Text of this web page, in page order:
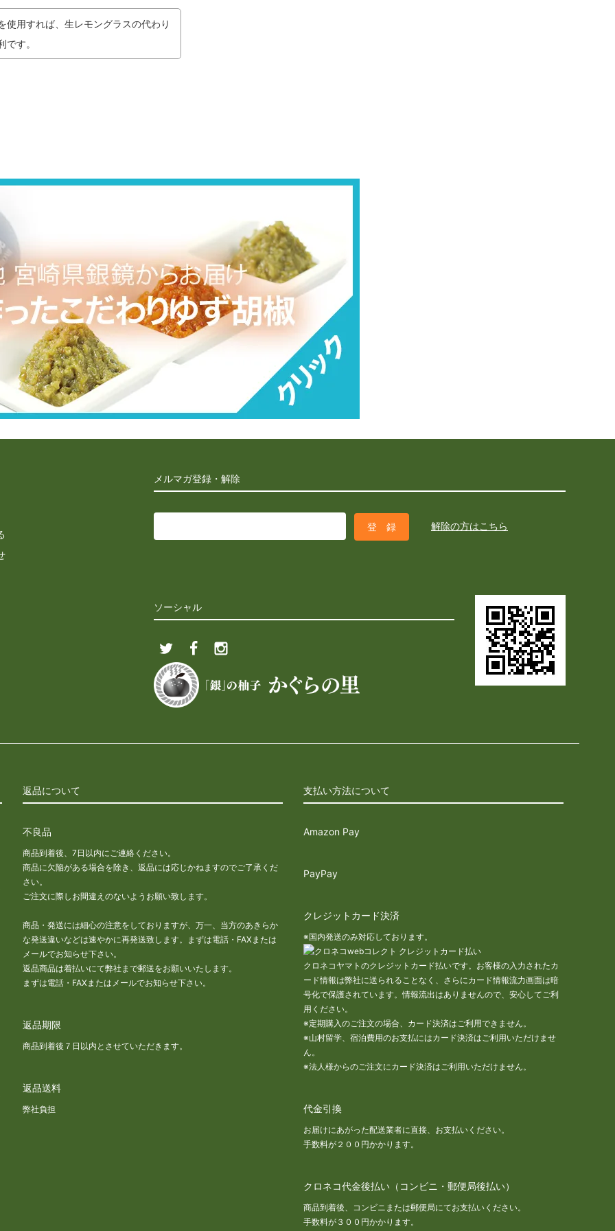
使用すれば、生レモングラスの代わり
です。
メルマガ登録・解除
解除の方はこちら
ソーシャル
返品について
不良品
商品到着後、7日以内にご連絡ください。
商品に欠陥がある場合を除き、返品には応じかねますのでご了承くだ
さい。
ご注文に際しお間違えのないようお願い致します。
商品・発送には細心の注意をしておりますが、万一、当方のあきらか
な発送違いなどは速やかに再発送致します。まずは電話・FAXまたは
メールでお知らせ下さい。
返品商品は着払いにて弊社まで郵送をお願いいたします。
まずは電話・FAXまたはメールでお知らせ下さい。
返品期限
商品到着後７日以内とさせていただきます。
返品送料
弊社負担
支払い方法について
Amazon Pay
PayPay
クレジットカード決済
※国内発送のみ対応しております。
クロネコヤマトのクレジットカード払いです。お客様の入力されたカ
ード情報は弊社に送られることなく、さらにカード情報流力画面は暗
号化で保護されています。情報流出はありませんので、安心してご利
用ください。
※定期購入のご注文の場合、カード決済はご利用できません。
※山村留学、宿泊費用のお支払にはカード決済はご利用いただけませ
ん。
※法人様からのご注文にカード決済はご利用いただけません。
代金引換
お届けにあがった配送業者に直接、お支払いください。
手数料が２００円かかります。
クロネコ代金後払い（コンビニ・郵便局後払い）
商品到着後、コンビニまたは郵便局にてお支払いください。
手数料が３００円かかります。